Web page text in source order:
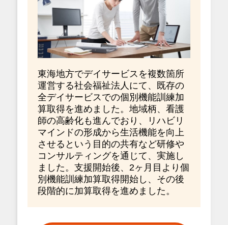
東海地方でデイサービスを複数箇所
運営する社会福祉法人にて、既存の
全デイサービスでの個別機能訓練加
算取得を進めました。地域柄、看護
師の高齢化も進んでおり、リハビリ
マインドの形成から生活機能を向上
させるという目的の共有など研修や
コンサルティングを通じて、実施し
ました。支援開始後、2ヶ月目より個
別機能訓練加算取得開始し、その後
段階的に加算取得を進めました。